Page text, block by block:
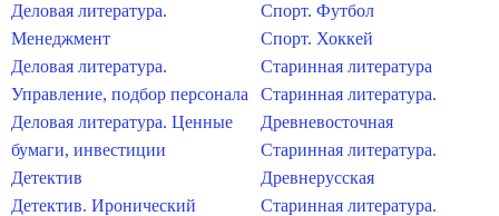
Деловая литература.
Менеджмент
Деловая литература.
Управление, подбор персонала
Деловая литература. Ценные
бумаги, инвестиции
Детектив
Детектив. Иронический
Спорт. Футбол
Спорт. Хоккей
Старинная литература
Старинная литература.
Древневосточная
Старинная литература.
Древнерусская
Старинная литература.